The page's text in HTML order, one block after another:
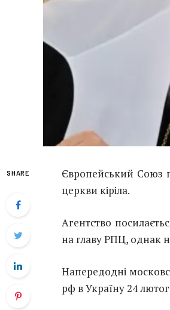
SHARE
Європейський Союз
церкви кіріла.
Агентство
на главу РПЦ, однак
Напередодні
рф в Україну 24